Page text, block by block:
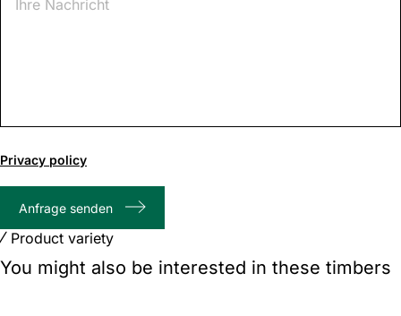
of
characters
Privacy policy
Anfrage senden
Product variety
You might also be interested in these timbers